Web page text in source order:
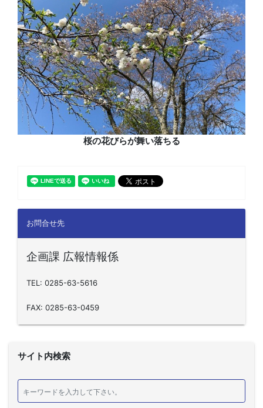
桜の花びらが舞い落ちる
お問合せ先
企画課 広報情報係
TEL: 0285-63-5616
FAX: 0285-63-0459
サイト内検索